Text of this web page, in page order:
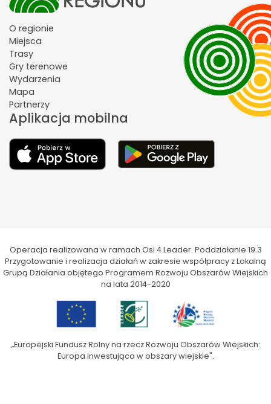
O regionie
Miejsca
Trasy
Gry terenowe
Wydarzenia
Mapa
Partnerzy
Aplikacja mobilna
Operacja realizowana w ramach Osi 4 Leader. Poddziałanie 19.3
Przygotowanie i realizacja działań w zakresie współpracy z Lokalną
Grupą Działania objętego Programem Rozwoju Obszarów Wiejskich
na lata 2014-2020
„Europejski Fundusz Rolny na rzecz Rozwoju Obszarów Wiejskich:
Europa inwestująca w obszary wiejskie".